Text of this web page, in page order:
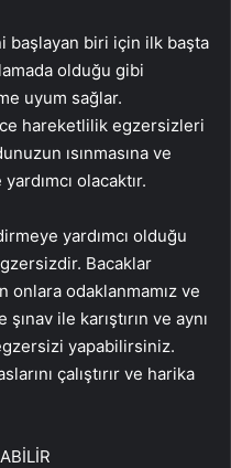
başlayan biri için ilk başta
olduğu gibi
uyum sağlar.
hareketlilik egzersizleri
ısınmasına ve
olacaktır.
yardımcı olduğu
Bacaklar
odaklanmamız ve
ile karıştırın ve aynı
yapabilirsiniz.
çalıştırır ve harika